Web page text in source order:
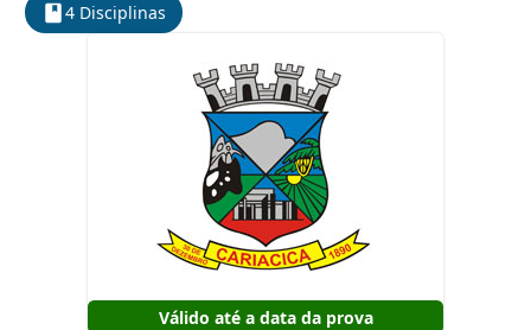
4 Disciplinas
Válido até a data da prova